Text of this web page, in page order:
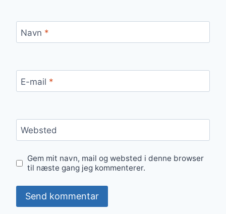
Navn *
E-mail *
Websted
Gem mit navn, mail og websted i denne browser
til næste gang jeg kommenterer.